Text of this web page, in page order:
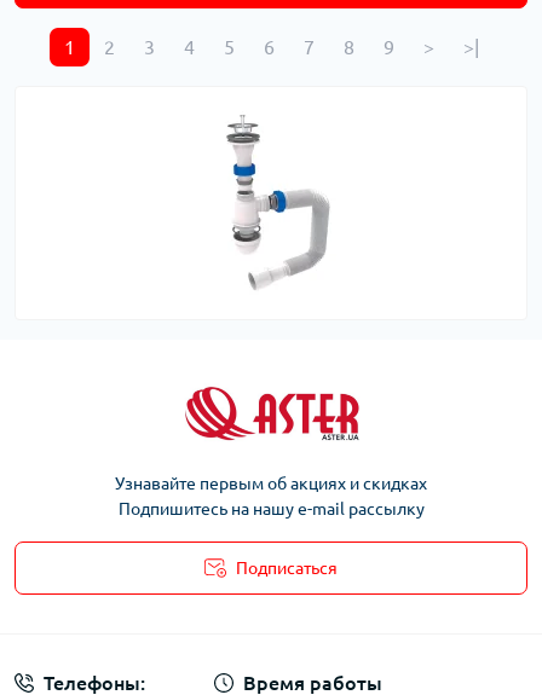
1 2 3 4 5 6 7 8 9 > >|
Узнавайте первым об акциях и скидках
Подпишитесь на нашу e-mail рассылку
Подписаться
Телефоны: Время работы